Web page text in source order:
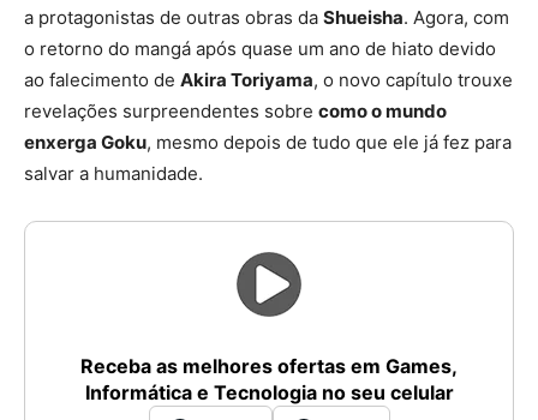
a protagonistas de outras obras da Shueisha. Agora, com
o retorno do mangá após quase um ano de hiato devido
ao falecimento de Akira Toriyama, o novo capítulo trouxe
revelações surpreendentes sobre como o mundo
enxerga Goku, mesmo depois de tudo que ele já fez para
salvar a humanidade.
Receba as melhores ofertas em Games,
Informática e Tecnologia no seu celular